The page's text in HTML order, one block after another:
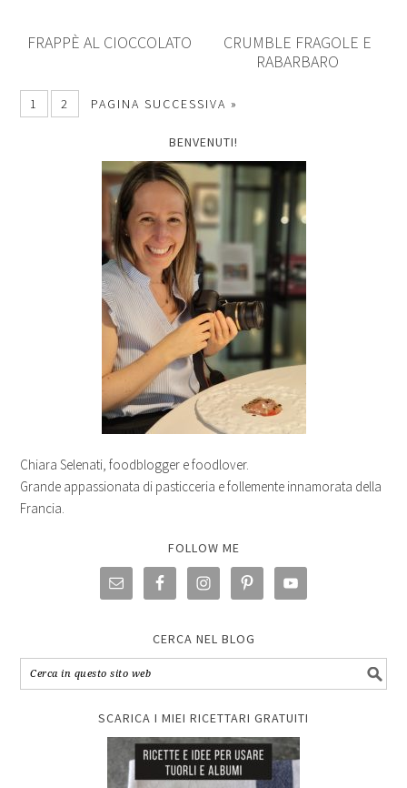
FRAPPÈ AL CIOCCOLATO
CRUMBLE FRAGOLE E
RABARBARO
1 2 PAGINA SUCCESSIVA »
BENVENUTI!
Chiara Selenati, foodblogger e foodlover.
Grande appassionata di pasticceria e follemente innamorata della
Francia.
FOLLOW ME
CERCA NEL BLOG
SCARICA I MIEI RICETTARI GRATUITI